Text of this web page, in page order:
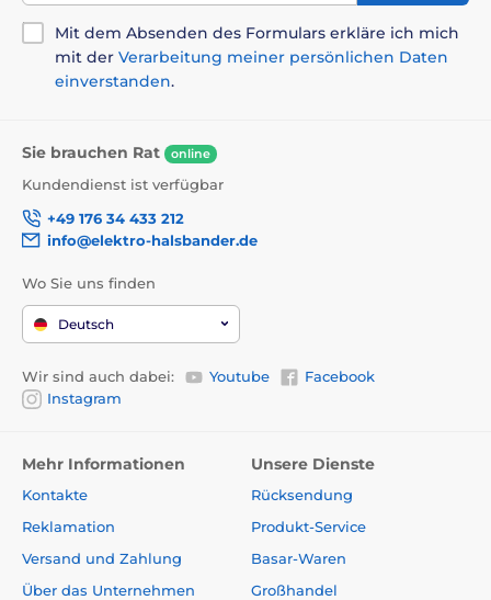
Mit dem Absenden des Formulars erkläre ich mich
mit der Verarbeitung meiner persönlichen Daten
einverstanden.
Sie brauchen Rat online
Kundendienst ist verfügbar
+49 176 34 433 212
info@elektro-halsbander.de
Wo Sie uns finden
Deutsch
Wir sind auch dabei: Youtube
Facebook
Instagram
Mehr Informationen
Kontakte
Reklamation
Versand und Zahlung
Über das Unternehmen
Unsere Dienste
Rücksendung
Produkt-Service
Basar-Waren
Großhandel